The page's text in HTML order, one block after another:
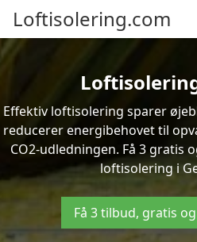
Loftisolering.com
Effektiv loftisolering sparer
reducerer energibehovet til
CO2-udledningen. Få 3 gratis
loftisolering i
Få 3 tilbud, gratis